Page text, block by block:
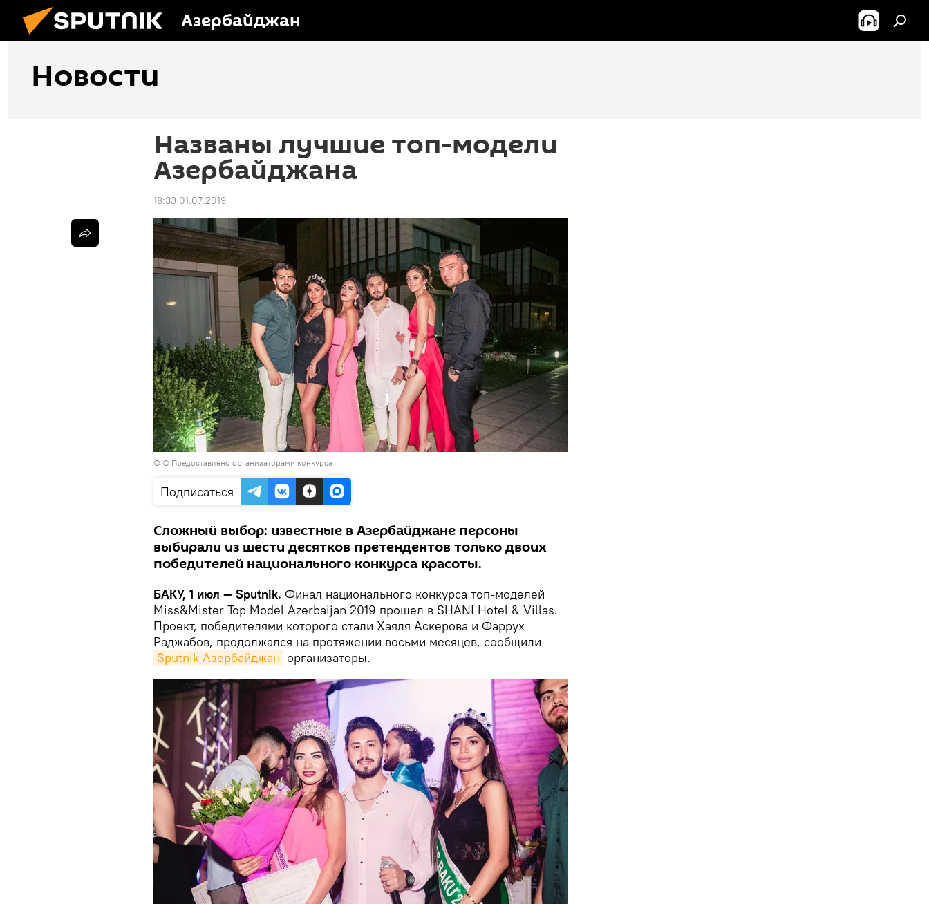
Азербайджан
Новости
Названы лучшие топ-модели
Азербайджана
18:33 01.07.2019
© © Предоставлено организаторами конкурса
Подписаться
Сложный выбор: известные в Азербайджане персоны
выбирали из шести десятков претендентов только двоих
победителей национального конкурса красоты.
БАКУ, 1 июл — Sputnik. Финал национального конкурса топ-моделей
Miss&Mister Top Model Azerbaijan 2019 прошел в SHANI Hotel & Villas.
Проект, победителями которого стали Хаяля Аскерова и Фаррух
Раджабов, продолжался на протяжении восьми месяцев, сообщили
Sputnik Азербайджан организаторы.